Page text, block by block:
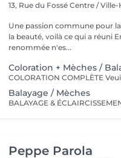
13, Rue du FosséCentre / Ville-
Une passion commune pour
la beauté, voilà ce qui a réuni
renommée n'es...
Coloration + Mèches /
Balayage / Mèches
Peppe Parola